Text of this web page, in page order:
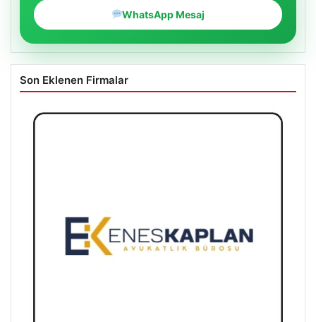
WhatsApp Mesaj
Son Eklenen Firmalar